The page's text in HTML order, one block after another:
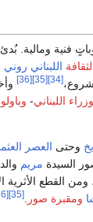
فنية ومالية.
اللبناني روني
[34]
[35]
[36]
اللبناني-
وحتى العصر
السيدة مريم
القطع الأثرية
ومقبرة صور [35]
[36]